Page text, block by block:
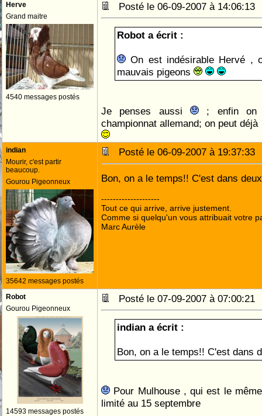
Herve
Grand maitre
4540 messages postés
Posté le 06-09-2007 à
Robot a écrit :
On est indésirable Hervé ,
mauvais pigeons
Je penses aussi
; enfin on
championnat allemand; on peut
indian
Mourir, c'est partir
beaucoup.
Gourou Pigeonneux
35642 messages postés
Posté le 06-09-2007 à
Bon, on a le temps!! C'est dans
--------------------
Tout ce qui arrive, arrive justement.
Comme si quelqu'un vous attribuait votre
Marc Aurèle
Robot
Gourou Pigeonneux
14593 messages postés
Posté le 07-09-2007 à
indian a écrit :
Bon, on a le temps!! C'est dans
Pour Mulhouse , qui est le
limité au 15 septembre